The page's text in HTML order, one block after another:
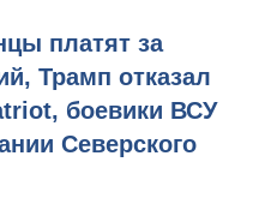
платят за
Трамп отказал
боевики ВСУ
Северского